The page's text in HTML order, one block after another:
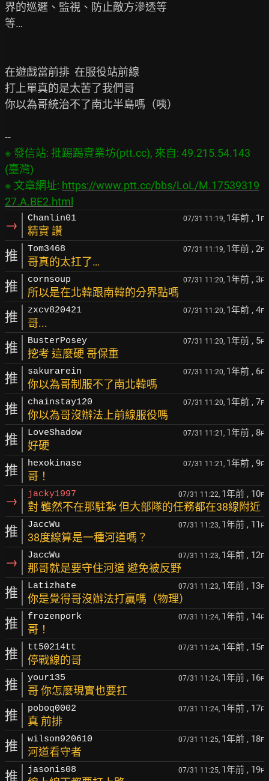
界的巡邏、監視、防止敵方滲透等
等…
在遊戲當前排  在服役站前線
打上單真的是太苦了我們哥
你以為哥統治不了南北半島嗎（咦）
※ 發信站: 批踢踢實業坊(ptt.cc), 來自: 49.215.54.143
(臺灣)
※ 文章網址: https://www.ptt.cc/bbs/LoL/M.17539319
27.A.BE2.html
→ Chanlin01 07/31 11:19, 1年前 , 1 F
精實 讚
推 Tom3468 07/31 11:19, 1年前 , 2F
哥真的太扛了…
推 cornsoup 07/31 11:20, 1年前 , 3F
所以是在北韓跟南韓的分界點嗎
推 zxcv820421 07/31 11:20, 1年前 , 4F
哥...
推 BusterPosey 07/31 11:20, 1年前 , 5F
挖考 這麼硬 哥保重
推 sakurarein 07/31 11:20, 1年前 , 6F
你以為哥制服不了南北韓嗎
推 chainstay120 07/31 11:20, 1年前 , 7F
你以為哥沒辦法上前線服役嗎
推 LoveShadow 07/31 11:21, 1年前 , 8F
好硬
推 hexokinase 07/31 11:21, 1年前 , 9F
哥！
→ jacky1997 07/31 11:22, 1年前 , 10F
對 雖然不在那駐紮 但大部隊的任務都在38線附近
推 JaccWu 07/31 11:23, 1年前 , 11 F
38度線算是一種河道嗎？
→ JaccWu 07/31 11:23, 1年前 , 12F
那哥就是要守住河道 避免被反野
推 Latizhate 07/31 11:23, 1年前 , 13F
你是覺得哥沒辦法打贏嗎（物理）
推 frozenpork 07/31 11:24, 1年前 , 14F
哥！
推 tt50214tt 07/31 11:24, 1年前 , 15F
停戰線的哥
推 your135 07/31 11:24, 1年前 , 16F
哥 你怎麼現實也要扛
推 poboq0002 07/31 11:24, 1年前 , 17F
真 前排
推 wilson920610 07/31 11:25, 1年前 , 18F
河道看守者
推 jasonis08 07/31 11:25, 1年前 , 19F